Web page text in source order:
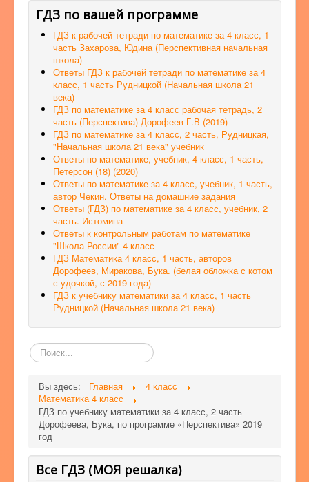
ГДЗ по вашей программе
ГДЗ к рабочей тетради по математике за 4 класс, 1
часть Захарова, Юдина (Перспективная начальная
школа)
Ответы ГДЗ к рабочей тетради по математике за 4
класс, 1 часть Рудницкой (Начальная школа 21
века)
ГДЗ по математике за 4 класс рабочая тетрадь, 2
часть (Перспектива) Дорофеев Г.В (2019)
ГДЗ по математике за 4 класс, 2 часть, Рудницкая,
"Начальная школа 21 века" учебник
Ответы по математике, учебник, 4 класс, 1 часть,
Петерсон (18) (2020)
Ответы по математике за 4 класс, учебник, 1 часть,
автор Чекин. Ответы на домашние задания
Ответы (ГДЗ) по математике за 4 класс, учебник, 2
часть. Истомина
Ответы к контрольным работам по математике
"Школа России" 4 класс
ГДЗ Математика 4 класс, 1 часть, авторов
Дорофеев, Миракова, Бука. (белая обложка с котом
с удочкой, с 2019 года)
ГДЗ к учебнику математики за 4 класс, 1 часть
Рудницкой (Начальная школа 21 века)
Поиск
по
Вы здесь:
Главная
4 класс
Математика 4 класс
ГДЗ по учебнику математики за 4 класс, 2 часть
Дорофеева, Бука, по программе «Перспектива» 2019
год
Все ГДЗ (МОЯ решалка)